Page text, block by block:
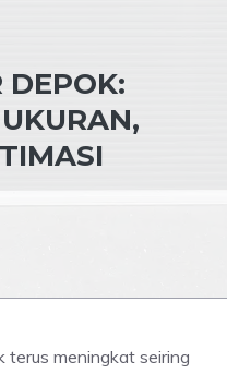
DEPOK:
terus meningkat seiring